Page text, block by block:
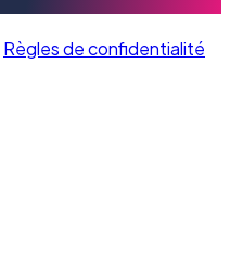
Règles de confidentialité